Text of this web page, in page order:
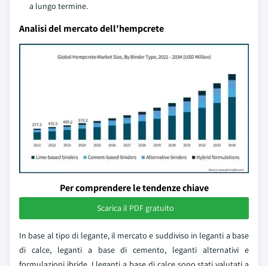
a lungo termine.
Analisi del mercato dell'hempcrete
Per comprendere le tendenze chiave
Scarica il PDF gratuito
In base al tipo di legante, il mercato e suddiviso in leganti a base
di calce, leganti a base di cemento, leganti alternativi e